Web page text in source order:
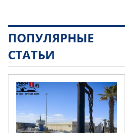
ПОПУЛЯРНЫЕ
СТАТЬИ